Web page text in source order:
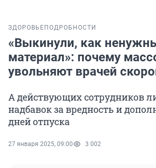
ЗДОРОВЬЕ ПОДРОБНОСТИ
«Выкинули, как
материал»: почему
увольняют врачей
А действующих сотрудников
надбавок за вредность и
дней отпуска
27 января 2025, 09:00 3 002